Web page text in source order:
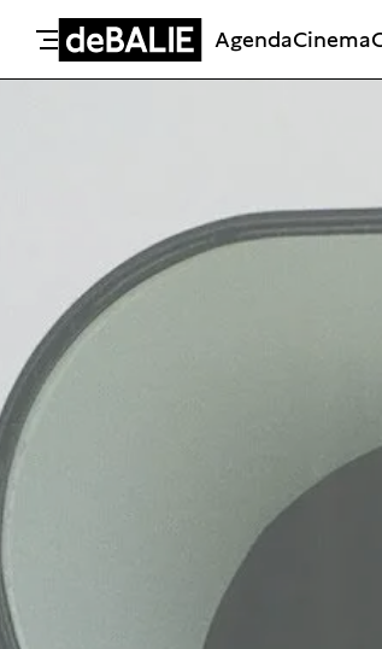
De Balie
AgendaCinema